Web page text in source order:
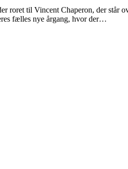
til Vincent Chaperon, der står
fælles nye årgang, hvor der…